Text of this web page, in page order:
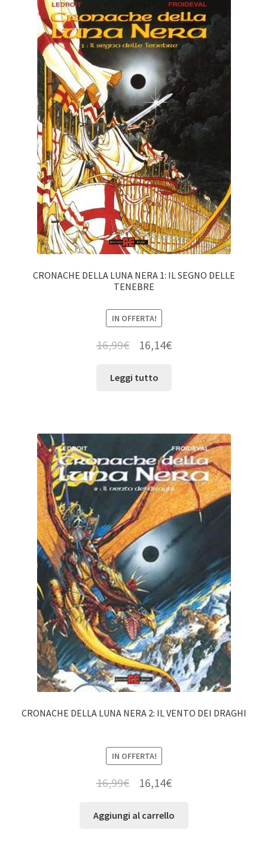
CRONACHE DELLA LUNA NERA 1: IL SEGNO DELLE
TENEBRE
IN OFFERTA!
16,99€ 16,14€
Leggi tutto
CRONACHE DELLA LUNA NERA 2: IL VENTO DEI DRAGHI
IN OFFERTA!
16,99€ 16,14€
Aggiungi al carrello